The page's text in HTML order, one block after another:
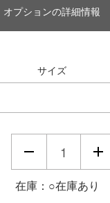
オプションの詳細情報
サイズ
在庫：○在庫あり